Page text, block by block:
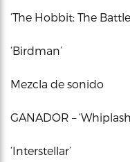
‘The Hobbit: The
‘Birdman’
Mezcla de sonido
GANADOR –
‘Interstellar’